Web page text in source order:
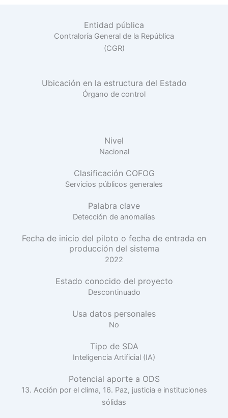
Entidad pública
Contraloría General de la República
(CGR)
Ubicación en la estructura del Estado
Órgano de control
Nivel
Nacional
Clasificación COFOG
Servicios públicos generales
Palabra clave
Detección de anomalías
Fecha de inicio del piloto o fecha de entrada en
producción del sistema
2022
Estado conocido del proyecto
Descontinuado
Usa datos personales
No
Tipo de SDA
Inteligencia Artificial (IA)
Potencial aporte a ODS
13. Acción por el clima, 16. Paz, justicia e instituciones
sólidas